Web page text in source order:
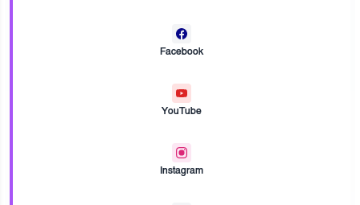
Facebook
YouTube
Instagram